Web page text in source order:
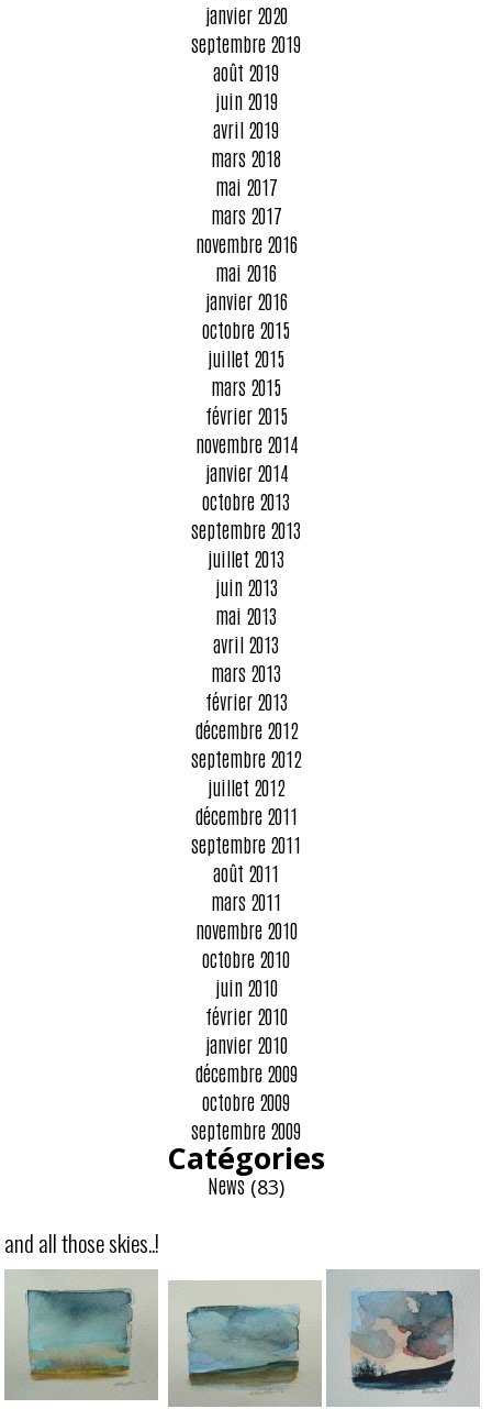
janvier 2020
septembre 2019
août 2019
juin 2019
avril 2019
mars 2018
mai 2017
mars 2017
novembre 2016
mai 2016
janvier 2016
octobre 2015
juillet 2015
mars 2015
février 2015
novembre 2014
janvier 2014
octobre 2013
septembre 2013
juillet 2013
juin 2013
mai 2013
avril 2013
mars 2013
février 2013
décembre 2012
septembre 2012
juillet 2012
décembre 2011
septembre 2011
août 2011
mars 2011
novembre 2010
octobre 2010
juin 2010
février 2010
janvier 2010
décembre 2009
octobre 2009
septembre 2009
Catégories
News (83)
and all those skies..!